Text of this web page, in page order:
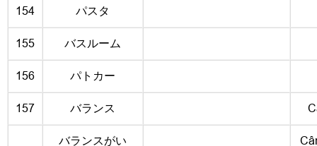
154 パスタ
155 バスルーム
156 パトカー
157 バランス
バランスがい